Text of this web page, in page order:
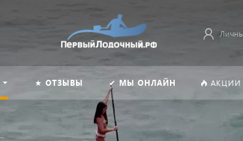
★ ОТЗЫВЫ ✔ МЫ ОНЛАЙН АКЦИИ